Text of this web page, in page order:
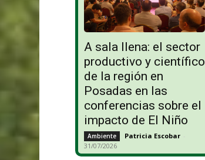
A sala llena: el sector
productivo y científico
de la región en
Posadas en las
conferencias sobre el
impacto de El Niño
Ambiente Patricia Escobar -
31/07/2026